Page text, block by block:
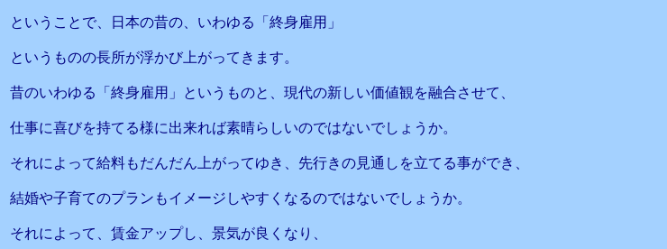
ということで、日本の昔の、いわゆる「終身雇用」
というものの長所が浮かび上がってきます。
昔のいわゆる「終身雇用」というものと、現代の新しい価値観を融合させて、
仕事に喜びを持てる様に出来れば素晴らしいのではないでしょうか。
それによって給料もだんだん上がってゆき、先行きの見通しを立てる事ができ、
結婚や子育てのプランもイメージしやすくなるのではないでしょうか。
それによって、賃金アップし、景気が良くなり、